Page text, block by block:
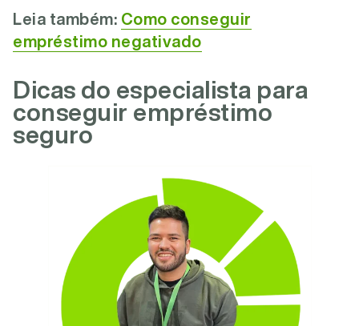
Leia também: Como conseguir
empréstimo negativado
Dicas do especialista para
conseguir empréstimo
seguro